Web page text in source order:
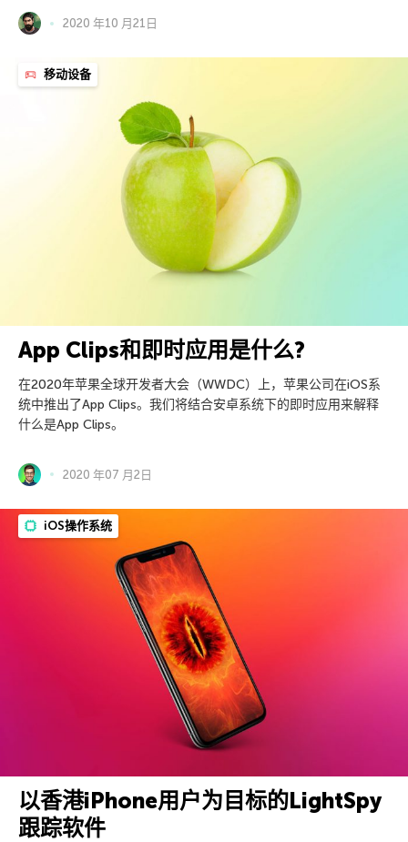
2020 年10 月21日
移动设备
App Clips和即时应用是什么?
在2020年苹果全球开发者大会（WWDC）上，苹果公司在iOS系
统中推出了App Clips。我们将结合安卓系统下的即时应用来解释
什么是App Clips。
2020 年07 月2日
iOS操作系统
以香港iPhone用户为目标的LightSpy
跟踪软件